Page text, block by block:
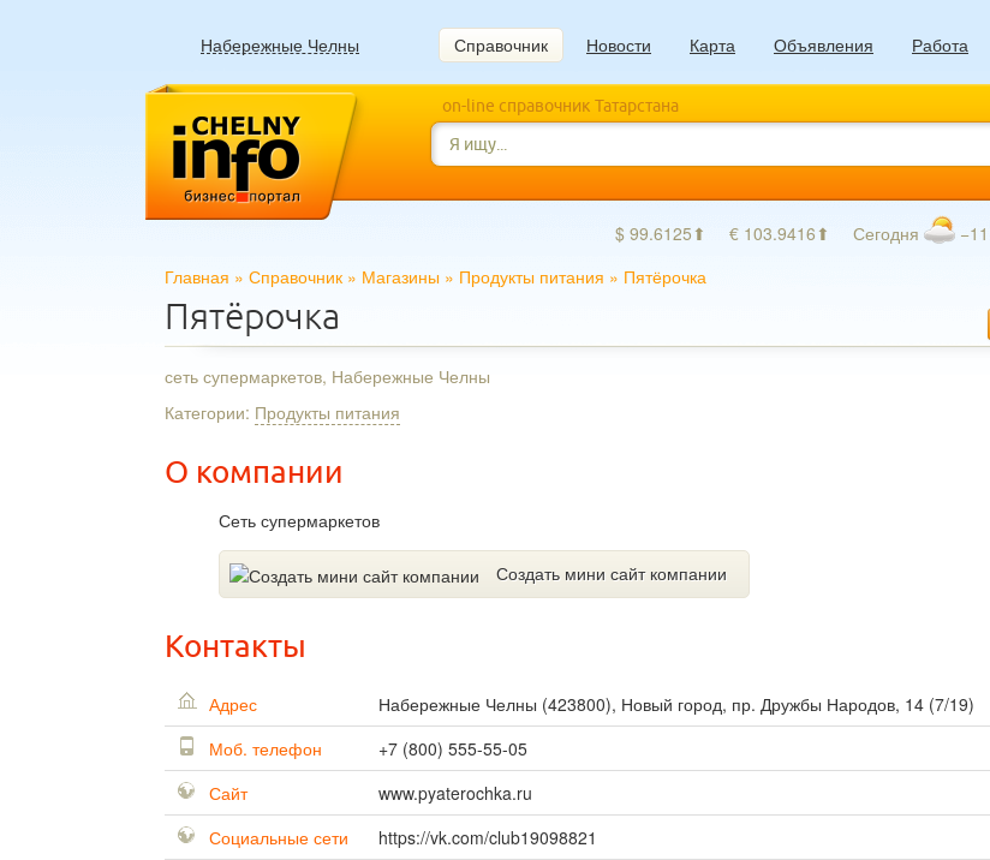
Набережные Челны Справочник Новости Карта Объявления Работа
on-line справочник Татарстана
$ 99.6125⬆ € 103.9416⬆ Сегодня −11
Главная » Справочник » Магазины » Продукты питания » Пятёрочка
Пятёрочка
сеть супермаркетов, Набережные Челны
Категории: Продукты питания
О компании
Сеть супермаркетов
Создать мини сайт компании
Контакты
Адрес Набережные Челны (423800), Новый город, пр. Дружбы Народов, 14 (7/19)
Моб. телефон
+7 (800) 555-55-05
Сайт
www.pyaterochka.ru
Социальные сети
https://vk.com/club19098821